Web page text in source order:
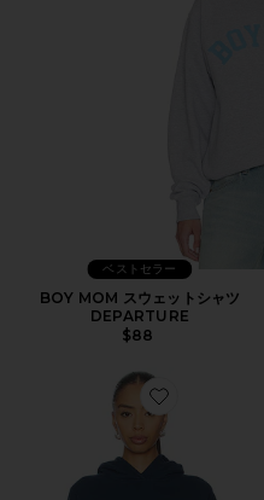
ベストセラー
BOY MOM スウェットシャツ
DEPARTURE
$88
Favorite